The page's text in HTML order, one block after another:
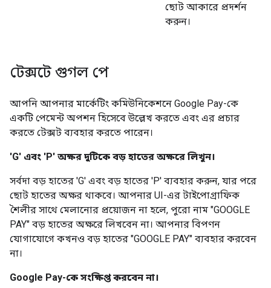
ছোট আকারে প্রদর্শন
করুন।
টেক্সটে গুগল পে
আপনি আপনার মার্কেটিং কমিউনিকেশনে Google Pay-কে
একটি পেমেন্ট অপশন হিসেবে উল্লেখ করতে এবং এর প্রচার
করতে টেক্সট ব্যবহার করতে পারেন।
'G' এবং 'P' অক্ষর দুটিকে বড় হাতের অক্ষরে লিখুন।
সর্বদা বড় হাতের 'G' এবং বড় হাতের 'P' ব্যবহার করুন, যার পরে
ছোট হাতের অক্ষর থাকবে। আপনার UI-এর টাইপোগ্রাফিক
শৈলীর সাথে মেলানোর প্রয়োজন না হলে, পুরো নাম "GOOGLE
PAY" বড় হাতের অক্ষরে লিখবেন না। আপনার বিপণন
যোগাযোগে কখনও বড় হাতের "GOOGLE PAY" ব্যবহার করবেন
না।
Google Pay-কে সংক্ষিপ্ত করবেন না।